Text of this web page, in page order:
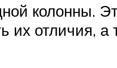
колонны.
их отличия, а